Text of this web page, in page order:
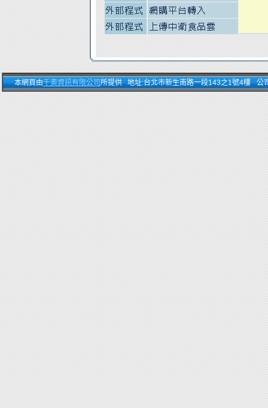
本網頁由千奧資訊有限公司所提供 地址:台北市新生南路一段143之1號4樓